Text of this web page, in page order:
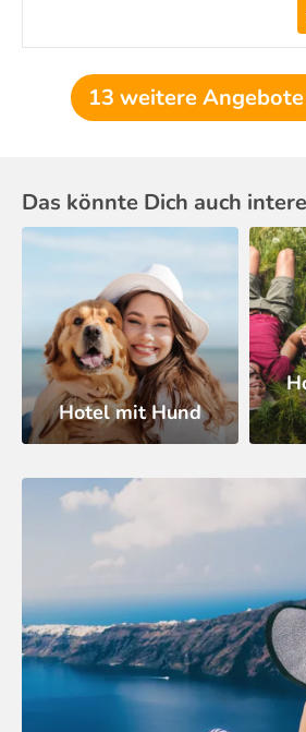
13 weitere
Das könnte Dich auch
Hotel mit Hund